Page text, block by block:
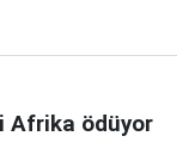
Afrika ödüyor